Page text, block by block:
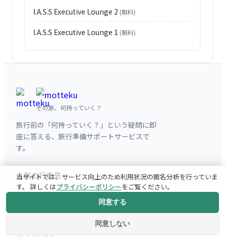
I.A.S.S Executive Lounge 2 (無料)
I.A.S.S Executive Lounge 1 (無料)
その旅、何持っていく？
旅行前の「何持っていく？」という疑問に即
座に答える、旅行準備サポートサービスで
す。
人気の行き先
ニューヨーク
バンコク
当サイトでは、サービス向上のため利用状況の匿名分析を行っていま
す。 詳しくはプライバシーポリシーをご覧ください。
同意しない
同意する